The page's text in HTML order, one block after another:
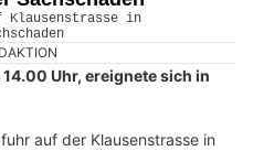
Uhr, ereignete sich in
auf der Klausenstrasse in